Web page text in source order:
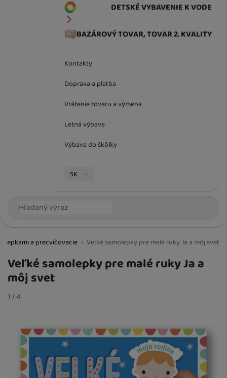
DETSKÉ VYBAVENIE K VODE
BAZÁROVÝ TOVAR, TOVAR 2. KVALITY
Kontakty
Doprava a platba
Vrátenie tovaru a výmena
Letná výbava
Výbava do škôlky
Jazyková verzia
SK
Vyhľadávanie
a precvičovacie Veľké samolepky pre malé ruky Ja a môj svet
Veľké samolepky pre malé ruky Ja a
môj svet
Fotografie
slide
1 /z
4